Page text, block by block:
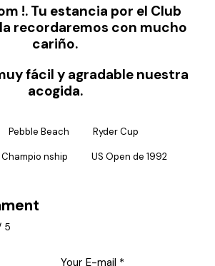
!. Tu estancia por el Club
recordaremos con mucho
cariño.
fácil y agradable nuestra
acogida.
Pebble Beach Ryder Cup
Champio nship US Open de 1992
5